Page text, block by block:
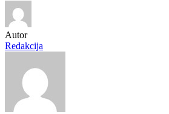
Autor
Redakcija